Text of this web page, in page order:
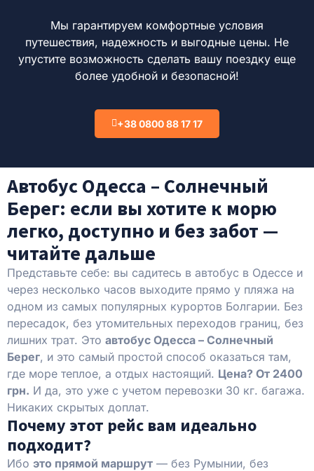
Мы гарантируем комфортные условия
путешествия, надежность и выгодные цены. Не
упустите возможность сделать вашу поездку еще
более удобной и безопасной!
+38 0800 88 17 17
Автобус Одесса – Солнечный
Берег: если вы хотите к морю
легко, доступно и без забот —
читайте дальше
Представьте себе: вы садитесь в автобус в Одессе и
через несколько часов выходите прямо у пляжа на
одном из самых популярных курортов Болгарии. Без
пересадок, без утомительных переходов границ, без
лишних трат. Это автобус Одесса – Солнечный
Берег, и это самый простой способ оказаться там,
где море теплое, а отдых настоящий. Цена? От 2400
грн. И да, это уже с учетом перевозки 30 кг. багажа.
Никаких скрытых доплат.
Почему этот рейс вам идеально
подходит?
Ибо это прямой маршрут — без Румынии, без